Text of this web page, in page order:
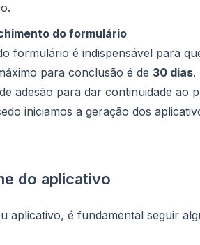
do formulário
formulário é indispensável para
para conclusão é de 30 dias.
adesão para dar continuidade
iniciamos a geração dos
do aplicativo
aplicativo, é fundamental seguir